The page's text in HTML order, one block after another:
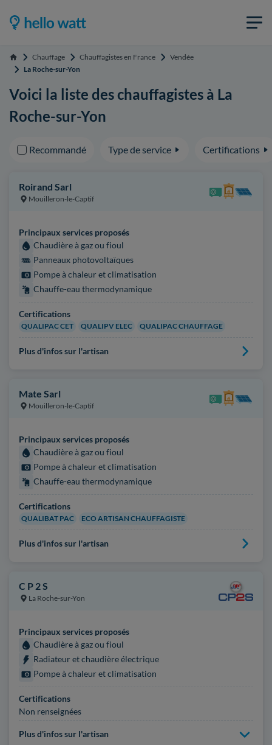
Accueil Chauffage Chauffagistes en France
Vendée
La Roche-sur-Yon
Voici la liste des chauffagistes à La
Roche-sur-Yon
Recommandé Type de service Certifications
Roirand Sarl
Mouilleron-le-Captif
Principaux services proposés
Chaudière à gaz ou fioul
Panneaux photovoltaïques
Pompe à chaleur et climatisation
Chauffe-eau thermodynamique
Certifications
QUALIPAC CET QUALIPV ELEC QUALIPAC CHAUFFAGE
Plus d'infos sur l'artisan
Mate Sarl
Mouilleron-le-Captif
Principaux services proposés
Chaudière à gaz ou fioul
Pompe à chaleur et climatisation
Chauffe-eau thermodynamique
Certifications
QUALIBAT PAC ECO ARTISAN CHAUFFAGISTE
Plus d'infos sur l'artisan
C P 2 S
La Roche-sur-Yon
Principaux services proposés
Chaudière à gaz ou fioul
Radiateur et chaudière électrique
Pompe à chaleur et climatisation
Certifications
Non renseignées
Plus d'infos sur l'artisan